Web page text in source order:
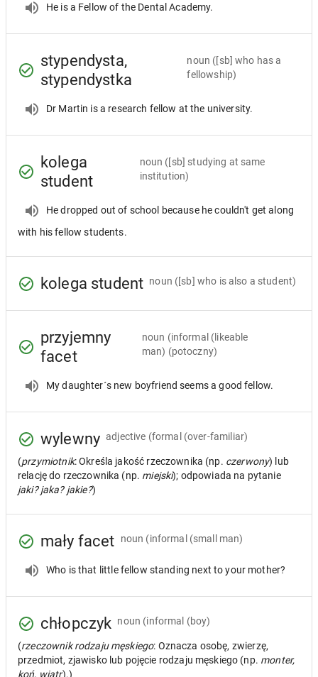
He is a Fellow of the Dental Academy.
stypendysta,
stypendystka
noun ([sb] who has a
fellowship)
Dr Martin is a research fellow at the university.
kolega
student
noun ([sb] studying at same
institution)
He dropped out of school because he couldn't get along
with his fellow students.
kolega student noun ([sb] who is also a student)
przyjemny
facet
noun (informal (likeable
man) (potoczny)
My daughter´s new boyfriend seems a good fellow.
wylewny adjective (formal (over-familiar)
(przymiotnik: Określa jakość rzeczownika (np. czerwony) lub
relację do rzeczownika (np. miejski); odpowiada na pytanie
jaki? jaka? jakie?)
mały facet noun (informal (small man)
Who is that little fellow standing next to your mother?
chłopczyk noun (informal (boy)
(rzeczownik rodzaju męskiego: Oznacza osobę, zwierzę,
przedmiot, zjawisko lub pojęcie rodzaju męskiego (np. monter,
koń, wiatr).)